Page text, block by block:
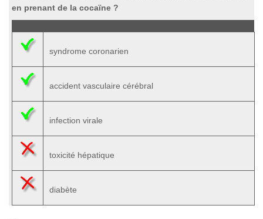
en prenant de la cocaïne ?
syndrome coronarien
accident vasculaire cérébral
infection virale
toxicité hépatique
diabète